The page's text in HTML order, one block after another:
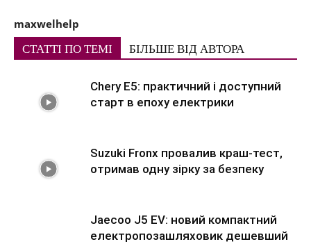
maxwelhelp
СТАТТІ ПО ТЕМІ БІЛЬШЕ ВІД АВТОРА
Chery E5: практичний і доступний
старт в епоху електрики
Suzuki Fronx провалив краш-тест,
отримав одну зірку за безпеку
Jaecoo J5 EV: новий компактний
електропозашляховик дешевший